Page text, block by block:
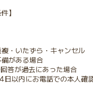
】
・いたずら・キャンセル
がある場合
答が過去にあった場合
日以内にお電話での本人確